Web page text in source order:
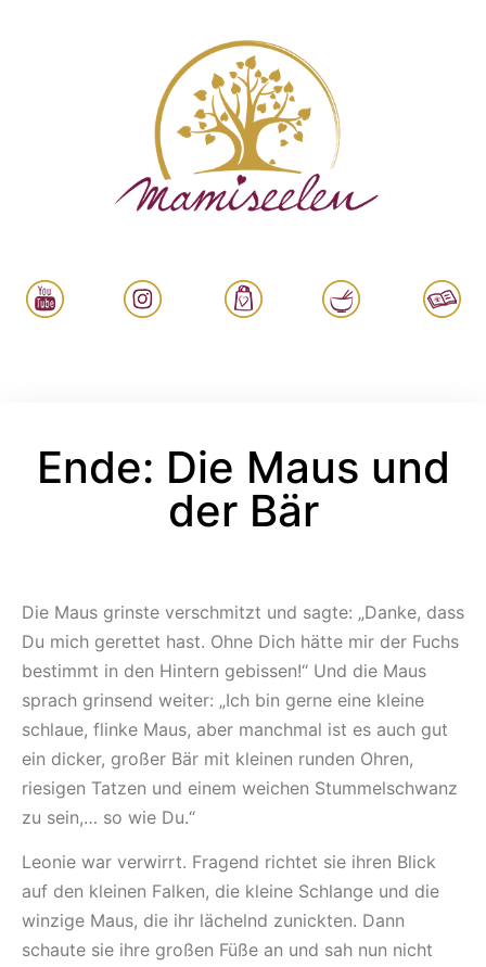
Ende: Die Maus und
der Bär
Die Maus grinste verschmitzt und sagte: „Danke, dass
Du mich gerettet hast. Ohne Dich hätte mir der Fuchs
bestimmt in den Hintern gebissen!“ Und die Maus
sprach grinsend weiter: „Ich bin gerne eine kleine
schlaue, flinke Maus, aber manchmal ist es auch gut
ein dicker, großer Bär mit kleinen runden Ohren,
riesigen Tatzen und einem weichen Stummelschwanz
zu sein,… so wie Du.“
Leonie war verwirrt. Fragend richtet sie ihren Blick
auf den kleinen Falken, die kleine Schlange und die
winzige Maus, die ihr lächelnd zunickten. Dann
schaute sie ihre großen Füße an und sah nun nicht